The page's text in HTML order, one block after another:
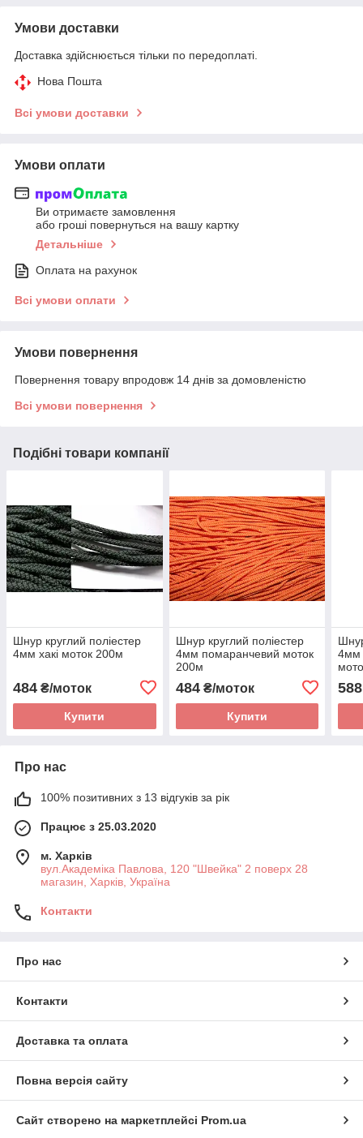
Умови доставки
Доставка здійснюється тільки по передоплаті.
Нова Пошта
Всі умови доставки
Умови оплати
Ви отримаєте замовлення
або гроші повернуться на вашу картку
Детальніше
Оплата на рахунок
Всі умови оплати
Умови повернення
Повернення товару впродовж 14 днів за домовленістю
Всі умови повернення
Подібні товари компанії
Шнур круглий поліестер
4мм хакі моток 200м
484 ₴/моток
Купити
Шнур круглий поліестер
4мм помаранчевий моток
200м
484₴/моток
Купити
4мм
588
Про нас
100% позитивних з 13 відгуків за рік
Працює з 25.03.2020
м. Харків
вул.Академіка Павлова, 120 "Швейка" 2 поверх 28
магазин, Харків, Україна
Контакти
Про нас
Контакти
Доставка та оплата
Повна версія сайту
Сайт створено на маркетплейсі Prom.ua